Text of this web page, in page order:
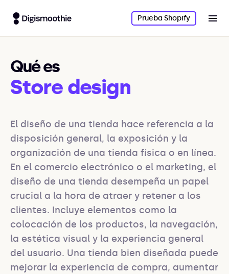
Prueba Shopify
Qué es
Store design
El diseño de una tienda hace referencia a la
disposición general, la exposición y la
organización de una tienda física o en línea.
En el comercio electrónico o el marketing, el
diseño de una tienda desempeña un papel
crucial a la hora de atraer y retener a los
clientes. Incluye elementos como la
colocación de los productos, la navegación,
la estética visual y la experiencia general
del usuario. Una tienda bien diseñada puede
mejorar la experiencia de compra, aumentar